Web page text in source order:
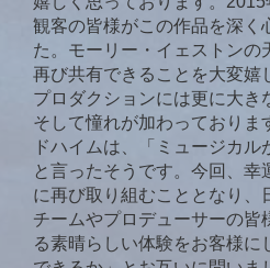
観客の皆様がこの作品を深く
た。モーリー・イェストンの
再び共有できることを大変嬉
プロダクションには更に大き
そして憧れが加わっておりま
ドハイムは、「ミュージカル
と言ったそうです。今回、幸
に再び取り組むこととなり、
チームやプロデューサーの皆
る素晴らしい体験をお客様に